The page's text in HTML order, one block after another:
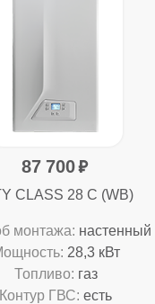
87 700
CLASS 28 C (WB)
монтажа: настенный
28,3 кВт
Топливо: газ
Контур ГВС: есть